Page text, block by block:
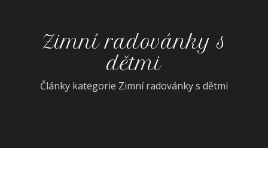
Zimní radovánky s
dětmi
Články kategorie Zimní radovánky s dětmi